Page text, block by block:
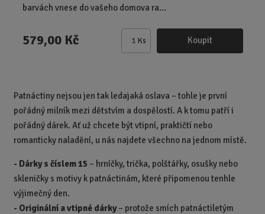
barvách vnese do vašeho domova ra...
579,00 Kč
Z
i
t
p
o
e
t
Ks Koupit
Patnáctiny nejsou jen tak ledajaká oslava – tohle je první
pořádný milník mezi dětstvím a dospělostí. A k tomu patří i
pořádný dárek. Ať už chcete být vtipní, praktičtí nebo
romanticky naladění, u nás najdete všechno na jednom místě.
- Dárky s číslem 15 – hrníčky, trička, polštářky, osušky nebo
skleničky s motivy k patnáctinám, které připomenou tenhle
výjimečný den.
- Originální a vtipné dárky– protože smích patnáctiletým